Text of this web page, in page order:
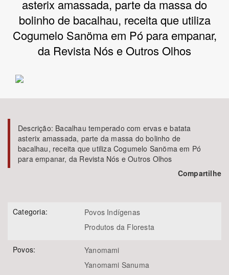
Bioma / Bacia
Subtema
Área Protegida
BUSCAR
asterix amassada, parte da massa do
bolinho de bacalhau, receita que utiliza
Cogumelo Sanöma em Pó para empanar,
da Revista Nós e Outros Olhos
Descrição: Bacalhau temperado com ervas e batata
asterix amassada, parte da massa do bolinho de
bacalhau, receita que utiliza Cogumelo Sanöma em Pó
para empanar, da Revista Nós e Outros Olhos
Compartilhe
Categoria:
Povos Indígenas
Produtos da Floresta
Povos:
Yanomami
Yanomami Sanuma